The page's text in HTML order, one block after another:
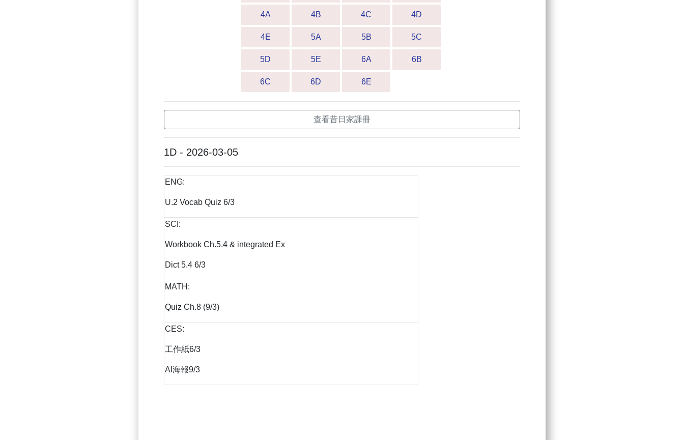
4A 4B 4C 4D
4E 5A 5B 5C
5D 5E 6A 6B
6C 6D 6E
查看昔日家課冊
1D - 2026-03-05
ENG:
U.2 Vocab Quiz 6/3
SCI:
Workbook Ch.5.4 & integrated Ex
Dict 5.4 6/3
MATH:
Quiz Ch.8 (9/3)
CES:
工作紙6/3
AI海報9/3